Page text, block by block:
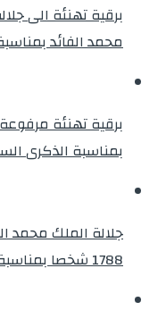
برقية تهنئة الى
محمد الفائد
برقية تهنئة
بمناسبة الذكرى
جلالة الملك
1788 شخصا بمناسبة عيد العرش المجيد